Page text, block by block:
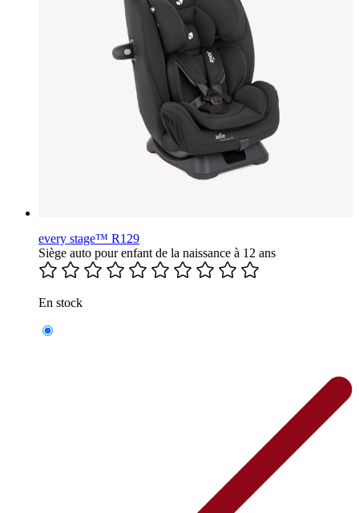
every stage™ R129
Siège auto pour enfant de la naissance à 12 ans
En stock